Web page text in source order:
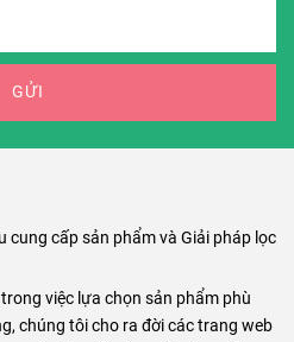
GỬI
cấp sản phẩm và Giải pháp lọc
việc lựa chọn sản phẩm phù
chúng tôi cho ra đời các trang web